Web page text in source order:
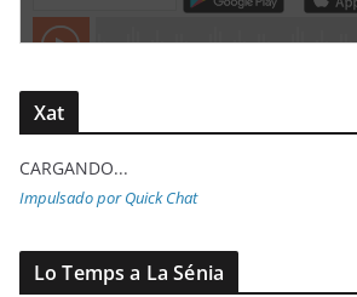
Xat
CARGANDO...
Impulsado por Quick Chat
Lo Temps a La Sénia